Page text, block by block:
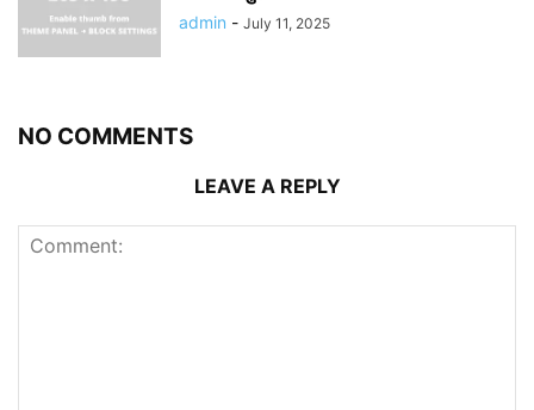
admin - July 11, 2025
NO COMMENTS
LEAVE A REPLY